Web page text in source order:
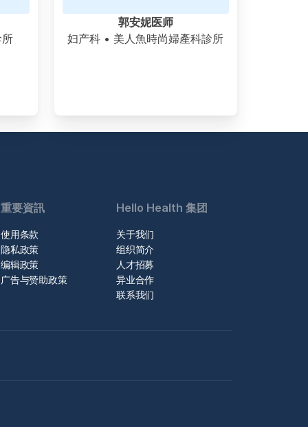
郭安妮医师
妇产科 • 美人魚時尚婦產科診所
重要資訊
使用条款
隐私政策
编辑政策
广告与赞助政策
Hello Health 集团
关于我们
组织简介
人才招募
异业合作
联系我们